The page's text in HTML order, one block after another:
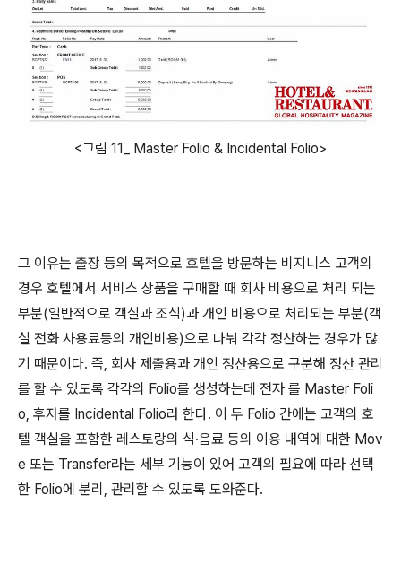
<그림 11_ Master Folio & Incidental Folio>
그 이유는 출장 등의 목적으로 호텔을 방문하는 비지니스 고객의
경우 호텔에서 서비스 상품을 구매할 때 회사 비용으로 처리 되는
부분(일반적으로 객실과 조식)과 개인 비용으로 처리되는 부분(객
실 전화 사용료등의 개인비용)으로 나눠 각각 정산하는 경우가 많
기 때문이다. 즉, 회사 제출용과 개인 정산용으로 구분해 정산 관리
를 할 수 있도록 각각의 Folio를 생성하는데 전자 를 Master Foli
o, 후자를 Incidental Folio라 한다. 이 두 Folio 간에는 고객의 호
텔 객실을 포함한 레스토랑의 식·음료 등의 이용 내역에 대한 Mov
e 또는 Transfer라는 세부 기능이 있어 고객의 필요에 따라 선택
한 Folio에 분리, 관리할 수 있도록 도와준다.